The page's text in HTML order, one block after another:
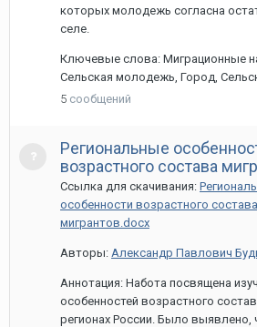
которых молодежь согласна
селе.
Ключевые слова: Миграционные
Сельская молодежь, Город,
5 сообщений
Региональные
возрастного состава
Ссылка для скачивания:
особенности возрастного состава
мигрантов.docx
Авторы: Александр Павлович
Аннотация: Hабота посвящена
особенностей возрастного
регионах России. Было выявлено,